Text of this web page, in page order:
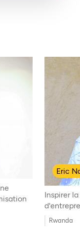
Eric
Inspirer
Rwanda